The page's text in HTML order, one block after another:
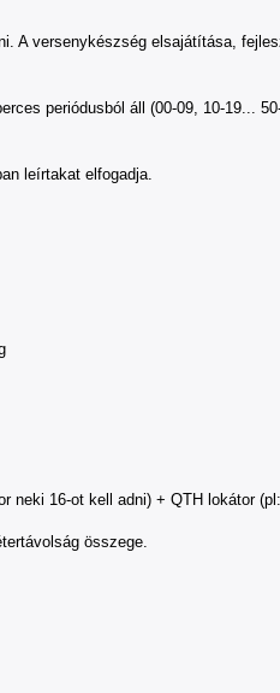
A versenykészség elsajátítása,
periódusból áll (00-09, 10-19...
leírtakat elfogadja.
neki 16-ot kell adni) + QTH lokátor
összege.